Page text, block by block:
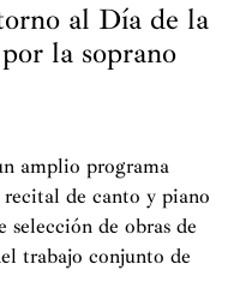
al Día de la
la soprano
amplio programa
de canto y piano
de obras de
trabajo conjunto de